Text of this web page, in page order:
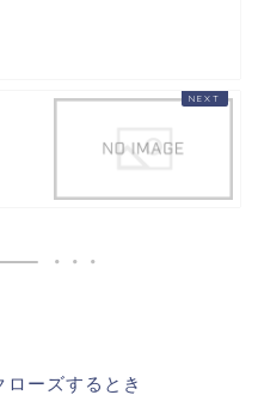
ーズするとき